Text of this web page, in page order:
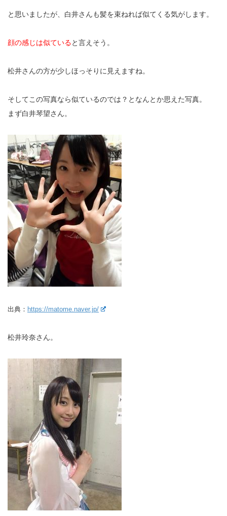
と思いましたが、白井さんも髪を束ねれば似てくる気がします。
顔の感じは似ていると言えそう。
松井さんの方が少しほっそりに見えますね。
そしてこの写真なら似ているのでは？となんとか思えた写真。
まず白井琴望さん。
出典： https://matome.naver.jp/
松井玲奈さん。